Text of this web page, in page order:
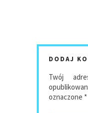
DODAJ
Twój
oznaczone *